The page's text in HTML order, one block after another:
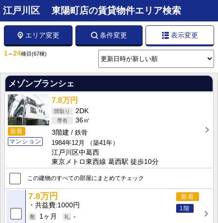
江戸川区 東陽町店の賃貸物件エリア検索
エリア変更 条件変更 表示変更
1～24棟目 (67棟)
メゾンブランシェ
新着
マンション
7.8万円
2DK
36㎡
3階建
鉄骨
1984年12月
（築41年）
江戸川区中葛西
東京メトロ東西線 葛西駅 徒歩10分
この建物のすべての部屋にまとめてチェック
新着
1階
7.8万円
共益費 1000円
1ヶ月
-